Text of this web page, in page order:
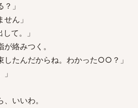
」
ん」
て。」
絡みつく。
したんだからね。わかった○○？」
いいわ。